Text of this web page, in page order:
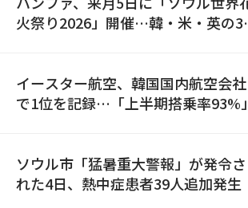
火祭り2026」開催…韓・米・英の3
イースター航空、韓国国内航空会社
で1位を記録…「上半期搭乗率93%」
ソウル市「猛暑重大警報」が発令さ
れた4日、熱中症患者39人追加発生